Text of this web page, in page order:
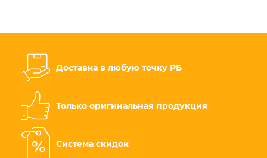
Доставка в любую точку РБ
Только оригинальная продукция
Система скидок